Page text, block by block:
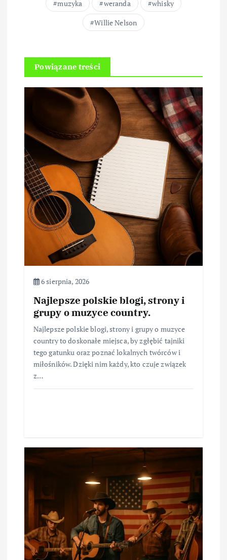
muzyka weranda
whisky
Willie Nelson
Powiązane treści
6 sierpnia, 2026
Najlepsze polskie blogi, strony i
grupy o muzyce country.
Najlepsze polskie blogi, strony i grupy o muzyce
country to doskonałe miejsca, by zgłębić tajniki
tego gatunku oraz poznać lokalnych twórców i
miłośników. Dzięki nim każdy, kto czuje związek
z…